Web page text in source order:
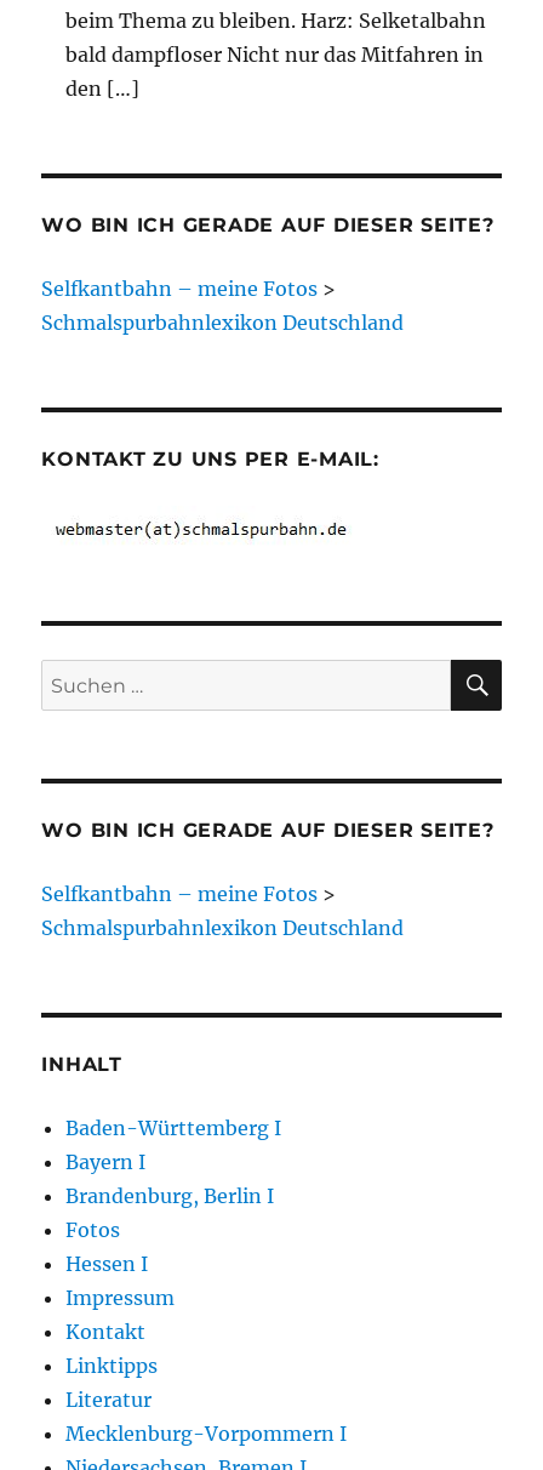
beim Thema zu bleiben. Harz: Selketalbahn
bald dampfloser Nicht nur das Mitfahren in
den […]
WO BIN ICH GERADE AUF DIESER SEITE?
Selfkantbahn – meine Fotos >
Schmalspurbahnlexikon Deutschland
KONTAKT ZU UNS PER E-MAIL:
Suchen
nach:
WO BIN ICH GERADE AUF DIESER SEITE?
Selfkantbahn – meine Fotos >
Schmalspurbahnlexikon Deutschland
INHALT
Baden-Württemberg I
Bayern I
Brandenburg, Berlin I
Fotos
Hessen I
Impressum
Kontakt
Linktipps
Literatur
Mecklenburg-Vorpommern I